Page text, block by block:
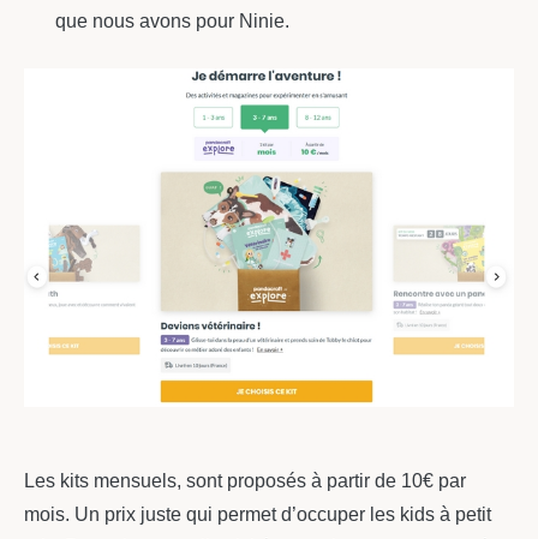
que nous avons pour Ninie.
Les kits mensuels, sont proposés à partir de 10€ par
mois. Un prix juste qui permet d’occuper les kids à petit